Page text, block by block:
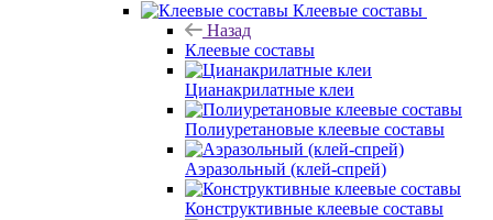
Клеевые составы
Назад
Клеевые составы
Цианакрилатные клеи
Полиуретановые клеевые составы
Аэразольный (клей-спрей)
Конструктивные клеевые составы